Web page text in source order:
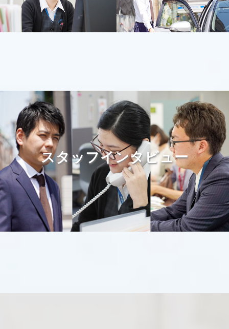
て、取締役５名は５月３１日の時をもって任期満了となり
ました。また、新たに取締役５名が選任され、令和６年６
月１日付にて就任いたしました。
５月１６日開催の弊社 第７４期定時株主総会におきまし
て、取締役６名は５月３１日の時をもって任期満了となり
ました。また、新たに取締役５名が選任され、令和５年６
月１日付にて就任いたしました。
2023.03.01 リクルート
募集要項（採用情報）を更新しました。現在の募集はあり
ません。
スタッフインタビュー